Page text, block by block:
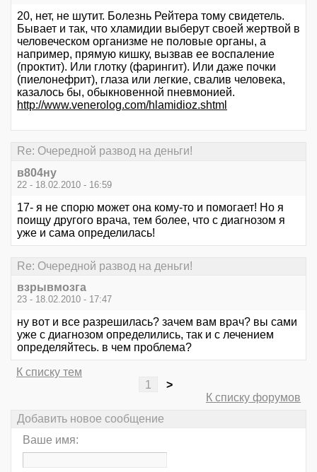
20, нет, не шутит. Болезнь Рейтера тому свидетель.
Бывает и так, что хламидии выберут своей жертвой в
человеческом организме не половые органы, а
например, прямую кишку, вызвав ее воспаление
(проктит). Или глотку (фарингит). Или даже почки
(пиелонефрит), глаза или легкие, свалив человека,
казалось бы, обыкновенной пневмонией.
http://www.venerolog.com/hlamidioz.shtml
Re: Очередной развод на деньги!
в804ну
22 - 18.02.2010 - 16:59
17- я не спорю может она кому-то и помогает! Но я
поищу другого врача, тем более, что с диагнозом я
уже и сама определилась!
Re: Очередной развод на деньги!
взрывмозга
23 - 18.02.2010 - 17:47
ну вот и все разрешилась? зачем вам врач? вы сами
уже с диагнозом определились, так и с лечением
определяйтесь. в чем проблема?
К списку тем
1
>
К списку форумов
Добавить новое сообщение
Ваше имя: